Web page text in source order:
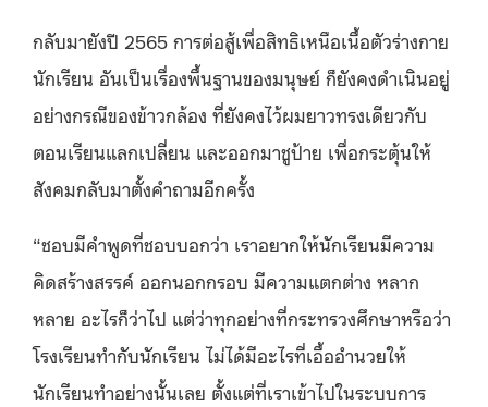
กลับมายังปี 2565 การต่อสู้เพื่อสิทธิเหนือเนื้อตัวร่างกาย
นักเรียน อันเป็นเรื่องพื้นฐานของมนุษย์ ก็ยังคงดำเนินอยู่
อย่างกรณีของข้าวกล้อง ที่ยังคงไว้ผมยาวทรงเดียวกับ
ตอนเรียนแลกเปลี่ยน และออกมาชูป้าย เพื่อกระตุ้นให้
สังคมกลับมาตั้งคำถามอีกครั้ง
“ชอบมีคำพูดที่ชอบบอกว่า เราอยากให้นักเรียนมีความ
คิดสร้างสรรค์ ออกนอกกรอบ มีความแตกต่าง หลาก
หลาย อะไรก็ว่าไป แต่ว่าทุกอย่างที่กระทรวงศึกษาหรือว่า
โรงเรียนทำกับนักเรียน ไม่ได้มีอะไรที่เอื้ออำนวยให้
นักเรียนทำอย่างนั้นเลย ตั้งแต่ที่เราเข้าไปในระบบการ